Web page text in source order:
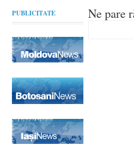
PUBLICITATE Ne pare